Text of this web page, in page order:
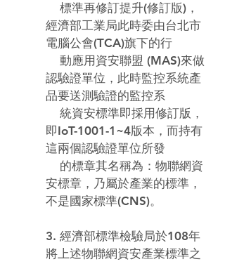
標準再修訂提升(修訂版)，
經濟部工業局此時委由台北市
電腦公會(TCA)旗下的行
認驗證單位，此時監控系統產
品要送測驗證的監控系
統資安標準即採用修訂版，
即IoT-1001-1~4版本，而持有
這兩個認驗證單位所發
安標章，乃屬於產業的標準，
不是國家標準(CNS)。
3. 經濟部標準檢驗局於108年
將上述物聯網資安產業標準之